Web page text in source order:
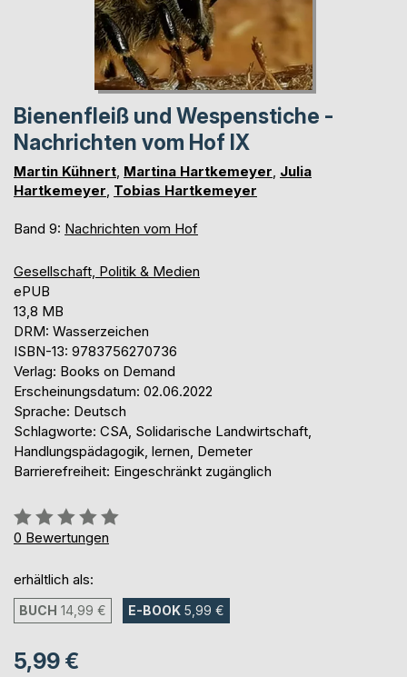
Bienenfleiß und Wespenstiche -
Nachrichten vom Hof IX
Martin Kühnert Martina Hartkemeyer Julia
Hartkemeyer Tobias Hartkemeyer
Band 9: Nachrichten vom Hof
Gesellschaft, Politik & Medien
ePUB
13,8 MB
DRM: Wasserzeichen
ISBN-13: 9783756270736
Verlag: Books on Demand
Erscheinungsdatum: 02.06.2022
Sprache: Deutsch
Schlagworte: CSA, Solidarische Landwirtschaft,
Handlungspädagogik, lernen, Demeter
Barrierefreiheit: Eingeschränkt zugänglich
Bewertung::
0%
0 Bewertungen
erhältlich als:
BUCH 14,99 € E-BOOK 5,99 €
5,99 €